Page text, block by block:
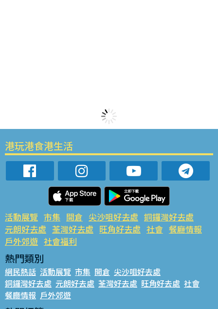
港玩港食港生活
活動展覽 市集 開倉 尖沙咀好去處 銅鑼灣好去處
元朗好去處 荃灣好去處 旺角好去處 社會 餐廳情報
戶外郊遊 社會福利
熱門類別
網民熱話 活動展覽 市集 開倉 尖沙咀好去處
銅鑼灣好去處 元朗好去處 荃灣好去處 旺角好去處 社會
餐廳情報 戶外郊遊